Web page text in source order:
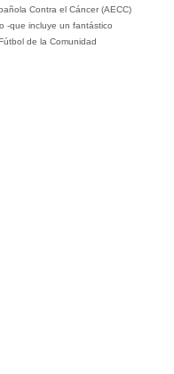
Contra el Cáncer (AECC)
-que incluye un fantástico
de la Comunidad